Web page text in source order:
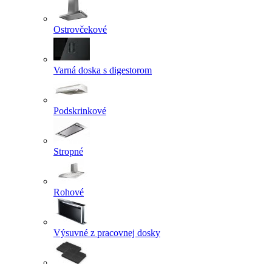
Ostrovčekové
Varná doska s digestorom
Podskrinkové
Stropné
Rohové
Výsuvné z pracovnej dosky